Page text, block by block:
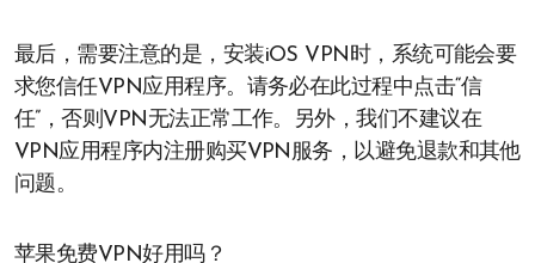
最后，需要注意的是，安装iOS VPN时，系统可能会要
求您信任VPN应用程序。请务必在此过程中点击“信
任”，否则VPN无法正常工作。另外，我们不建议在
VPN应用程序内注册购买VPN服务，以避免退款和其他
问题。
苹果免费VPN好用吗？